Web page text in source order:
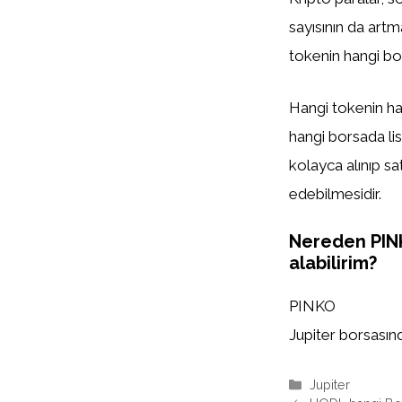
sayısının da
tokenin hangi
Hangi tokenin
hangi borsada
kolayca alınıp
edebilmesidir.
Nereden
alabilirim?
PINKO
Jupiter
Kategoriler
Jupiter